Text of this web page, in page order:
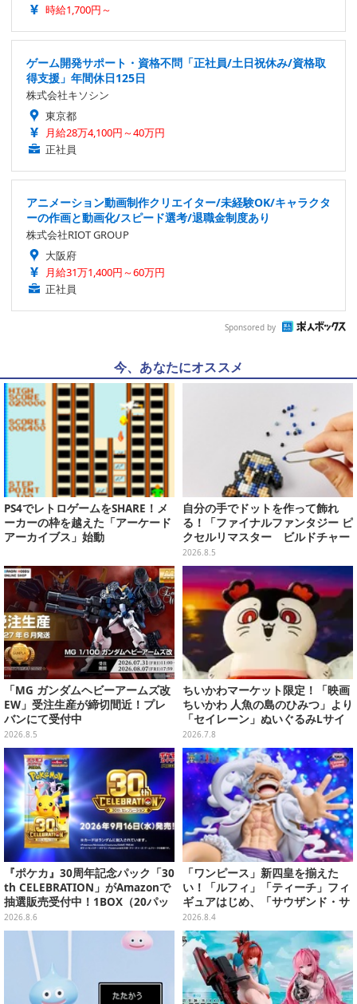
時給1,700円～
ゲーム開発サポート・資格不問「正社員/土日祝休み/資格取
得支援」年間休日125日
株式会社キソシン
東京都
月給28万4,100円～40万円
正社員
アニメーション動画制作クリエイター/未経験OK/キャラクタ
ーの作画と動画化/スピード選考/退職金制度あり
株式会社RIOT GROUP
大阪府
月給31万1,400円～60万円
正社員
Sponsored by
今、あなたにオススメ
PS4でレトロゲームをSHARE！メ
ーカーの枠を越えた「アーケード
アーカイブス」始動
自分の手でドットを作って飾れ
る！「ファイナルファンタジー ピ
クセルリマスター ビルドチャー
ムコレクション Vol.3」が予約
開始
2026.8.5
「MG ガンダムヘビーアームズ改
EW」受注生産が締切間近！プレ
バンにて受付中
2026.8.5
ちいかわマーケット限定！「映画
ちいかわ 人魚の島のひみつ」より
「セイレーン」ぬいぐるみLサイ
ズが7月24日より予約開始
2026.7.8
『ポケカ』30周年記念パック「30
th CELEBRATION」がAmazonで
抽選販売受付中！1BOX（20パッ
ク入り）
2026.8.6
「ワンピース」新四皇を揃えた
い！「ルフィ」「ティーチ」フィ
ギュアはじめ、「サウザンド・サ
ニー号リモコンカー」など4商品
が順次展開
2026.8.4